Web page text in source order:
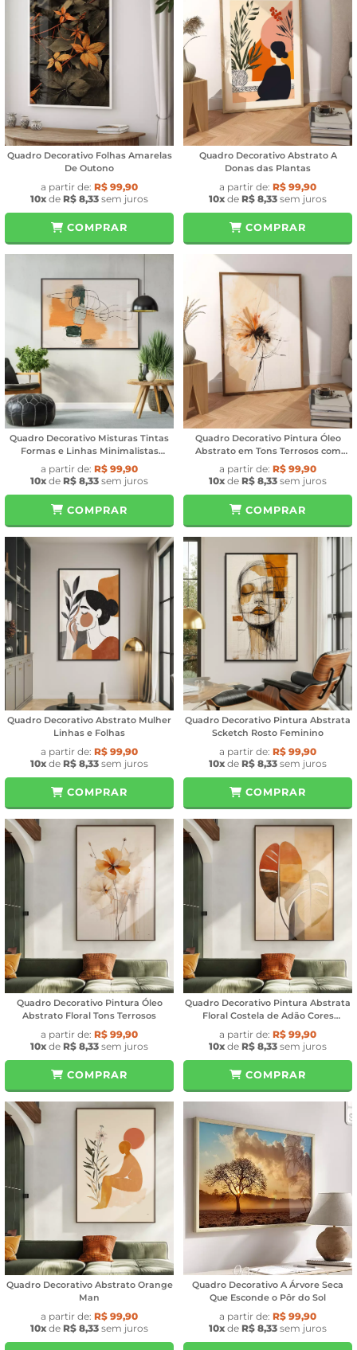
Quadro Decorativo Folhas Amarelas
De Outono
a partir de: R$ 99,90
10x de R$ 8,33 sem juros
COMPRAR
Quadro Decorativo Abstrato A
Donas das Plantas
a partir de: R$ 99,90
10x de R$ 8,33 sem juros
COMPRAR
Quadro Decorativo Misturas Tintas
Formas e Linhas Minimalistas
Orange Green
a partir de: R$ 99,90
10x de R$ 8,33 sem juros
COMPRAR
Quadro Decorativo Pintura Óleo
Abstrato em Tons Terrosos com
Preto
a partir de: R$ 99,90
10x de R$ 8,33 sem juros
COMPRAR
Quadro Decorativo Abstrato Mulher
Linhas e Folhas
a partir de: R$ 99,90
10x de R$ 8,33 sem juros
COMPRAR
Quadro Decorativo Pintura Abstrata
Scketch Rosto Feminino
a partir de: R$ 99,90
10x de R$ 8,33 sem juros
COMPRAR
Quadro Decorativo Pintura Óleo
Abstrato Floral Tons Terrosos
a partir de: R$ 99,90
10x de R$ 8,33 sem juros
COMPRAR
Quadro Decorativo Pintura Abstrata
Floral Costela de Adão Cores
Quentes
a partir de: R$ 99,90
10x de R$ 8,33 sem juros
COMPRAR
Quadro Decorativo Abstrato Orange
Man
a partir de: R$ 99,90
10x de R$ 8,33 sem juros
Quadro Decorativo A Árvore Seca
Que Esconde o Pôr do Sol
a partir de: R$ 99,90
10x de R$ 8,33 sem juros